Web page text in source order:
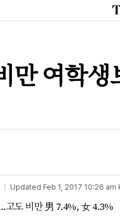
만 여학
Updated Feb 1, 2017 10:26 am
고도 비만 男 7.4%, 女 4.3%